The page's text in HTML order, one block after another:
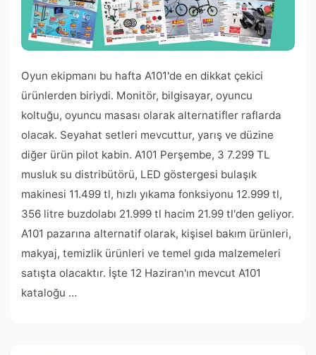
Oyun ekipmanı bu hafta A101'de en dikkat çekici
ürünlerden biriydi. Monitör, bilgisayar, oyuncu
koltuğu, oyuncu masası olarak alternatifler raflarda
olacak. Seyahat setleri mevcuttur, yarış ve düzine
diğer ürün pilot kabin. A101 Perşembe, 3 7.299 TL
musluk su distribütörü, LED göstergesi bulaşık
makinesi 11.499 tl, hızlı yıkama fonksiyonu 12.999 tl,
356 litre buzdolabı 21.999 tl hacim 21.99 tl'den geliyor.
A101 pazarına alternatif olarak, kişisel bakım ürünleri,
makyaj, temizlik ürünleri ve temel gıda malzemeleri
satışta olacaktır. İşte 12 Haziran'ın mevcut A101
kataloğu …